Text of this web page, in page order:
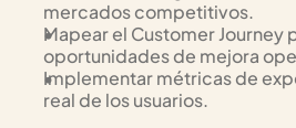
mercados competitivos.
Mapear el Customer
oportunidades de mejora
Implementar métricas de
real de los usuarios.